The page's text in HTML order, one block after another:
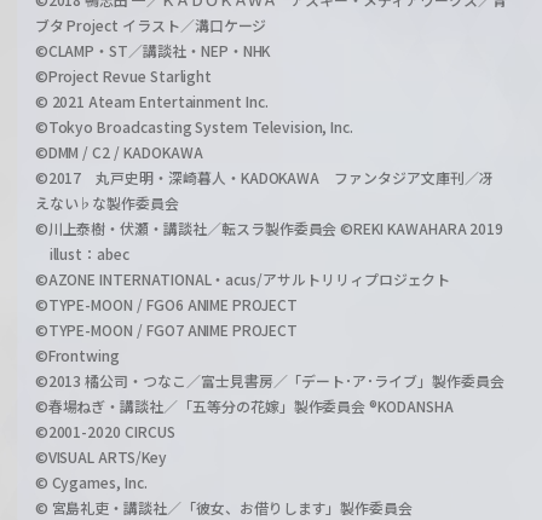
ブタ Project イラスト／溝口ケージ
©CLAMP・ST／講談社・NEP・NHK
©Project Revue Starlight
© 2021 Ateam Entertainment Inc.
©Tokyo Broadcasting System Television, Inc.
©DMM / C2 / KADOKAWA
©2017 丸戸史明・深崎暮人・KADOKAWA ファンタジア文庫刊／冴
えない♭な製作委員会
©川上泰樹・伏瀬・講談社／転スラ製作委員会 ©REKI KAWAHARA 2019
illust：abec
©AZONE INTERNATIONAL・acus/アサルトリリィプロジェクト
©TYPE-MOON / FGO6 ANIME PROJECT
©TYPE-MOON / FGO7 ANIME PROJECT
©Frontwing
©2013 橘公司・つなこ／富士見書房／「デート･ア･ライブ」製作委員会
©春場ねぎ・講談社／「五等分の花嫁」製作委員会 ®KODANSHA
©2001-2020 CIRCUS
©VISUAL ARTS/Key
© Cygames, Inc.
© 宮島礼吏・講談社／「彼女、お借りします」製作委員会